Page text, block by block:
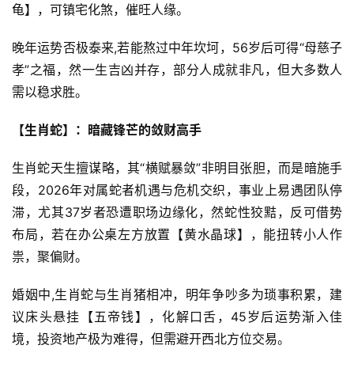
龟】，可镇宅化煞，催旺人缘。
晚年运势否极泰来,若能熬过中年坎坷，56岁后可得“母慈子
孝”之福，然一生吉凶并存，部分人成就非凡，但大多数人
需以稳求胜。
【生肖蛇】：暗藏锋芒的敛财高手
生肖蛇天生擅谋略，其“横赋暴敛”非明目张胆，而是暗施手
段，2026年对属蛇者机遇与危机交织，事业上易遇团队停
滞，尤其37岁者恐遭职场边缘化，然蛇性狡黠，反可借势
布局，若在办公桌左方放置【黄水晶球】，能扭转小人作
祟，聚偏财。
婚姻中,生肖蛇与生肖猪相冲，明年争吵多为琐事积累，建
议床头悬挂【五帝钱】，化解口舌，45岁后运势渐入佳
境，投资地产极为难得，但需避开西北方位交易。